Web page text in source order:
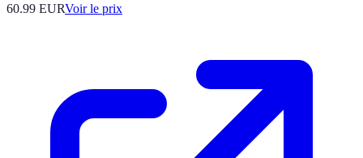
60.99 EURVoir le prix